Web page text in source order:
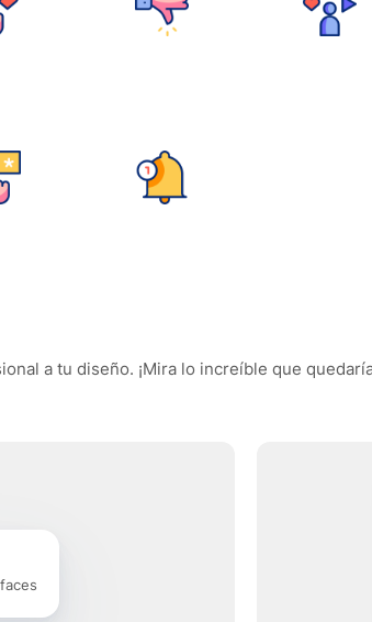
a tu diseño. ¡Mira lo increíble que